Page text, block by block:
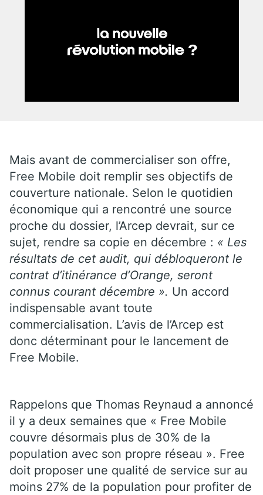
Mais avant de commercialiser son offre,
Free Mobile doit remplir ses objectifs de
couverture nationale. Selon le quotidien
économique qui a rencontré une source
proche du dossier, l’Arcep devrait, sur ce
sujet, rendre sa copie en décembre : « Les
résultats de cet audit, qui débloqueront le
contrat d’itinérance d’Orange, seront
connus courant décembre ». Un accord
indispensable avant toute
commercialisation. L’avis de l’Arcep est
donc déterminant pour le lancement de
Free Mobile.
Rappelons que Thomas Reynaud a annoncé
il y a deux semaines que « Free Mobile
couvre désormais plus de 30% de la
population avec son propre réseau ». Free
doit proposer une qualité de service sur au
moins 27% de la population pour profiter de